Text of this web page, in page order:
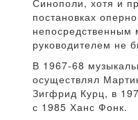
Синополи, хотя и
постановках
непосредственным
руководителем не
В 1967-68
осуществлял
Зигфрид Курц, в
с 1985 Ханс Фонк.